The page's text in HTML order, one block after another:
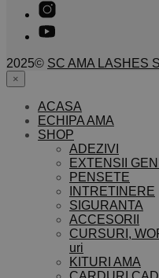
2025© SC AMA LASHES
×
ACASA
ECHIPA AMA
SHOP
ADEZIVI
EXTENSII
PENSETE
INTRETINERE
SIGURANTA
ACCESORII
CURSURI,
uri
KITURI AMA